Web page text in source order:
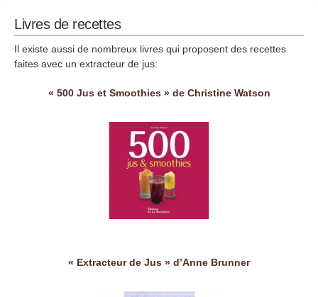
Livres de recettes
Il existe aussi de nombreux livres qui proposent des recettes
faites avec un extracteur de jus:
« 500 Jus et Smoothies » de Christine Watson
« Extracteur de Jus » d’Anne Brunner